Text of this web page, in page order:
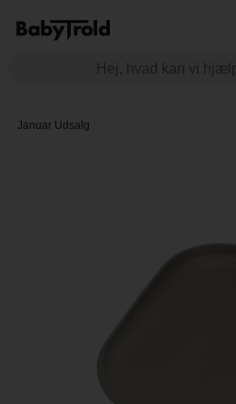
Januar Udsalg